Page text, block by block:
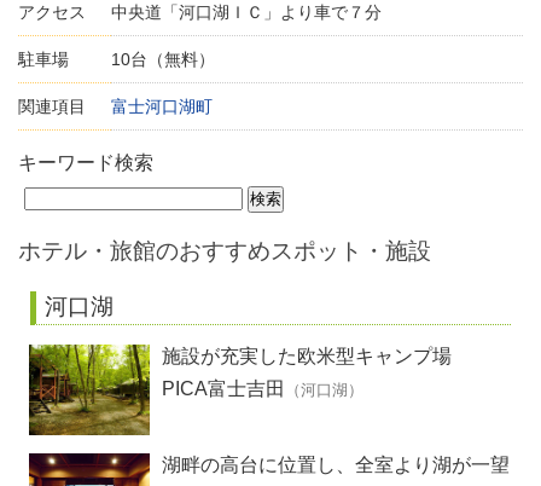
アクセス 中央道「河口湖ＩＣ」より車で７分
駐車場 10台（無料）
関連項目 富士河口湖町
キーワード検索
ホテル・旅館のおすすめスポット・施設
河口湖
施設が充実した欧米型キャンプ場
PICA富士吉田
（河口湖）
湖畔の高台に位置し、全室より湖が一望